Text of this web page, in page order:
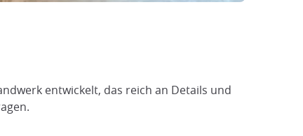
entwickelt, das reich an Details und